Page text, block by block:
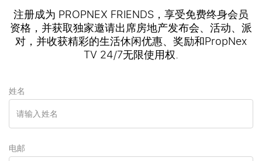
Perspectives
Reports
出售
出租
Business Space
PN-Valuation
Success Hub
SalesTech System
Our Leadership
Join Us
Investors
Support
注册成为 PROPNEX FRIENDS，享受免费终身会员
资格，并获取独家邀请出席房地产发布会、活动、派
对，并收获精彩的生活休闲优惠、奖励和PropNex
TV 24/7无限使用权.
姓名
电邮